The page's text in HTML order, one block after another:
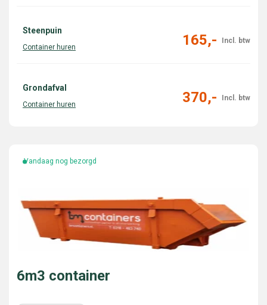
Steenpuin
165,-
Grondafval
370,-
Vandaag nog bezorgd
6m3 container